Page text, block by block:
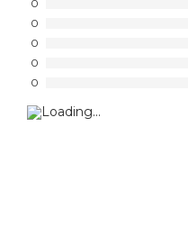
0
0
0
0
0